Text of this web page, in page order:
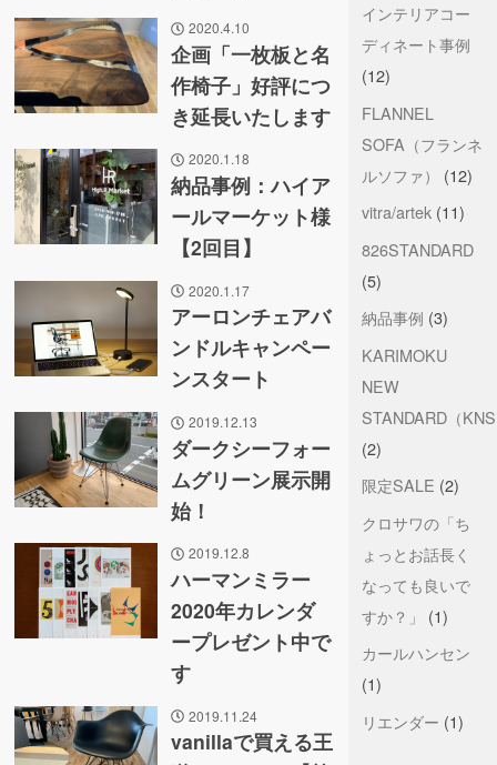
2020.4.10
企画「一枚板と名
作椅子」好評につ
き延長いたします
2020.1.18
納品事例：ハイア
ールマーケット様
【2回目】
2020.1.17
アーロンチェアバ
ンドルキャンペー
ンスタート
2019.12.13
ダークシーフォー
ムグリーン展示開
始！
2019.12.8
ハーマンミラー
2020年カレンダ
ープレゼント中で
す
2019.11.24
vanillaで買える王
インテリアコー
ディネート事例
(12)
FLANNEL
SOFA（フランネ
ルソファ）
(12)
vitra/artek(11)
826STANDARD
(5)
納品事例 (3)
KARIMOKU
NEW
STANDARD（
(2)
限定SALE (2)
クロサワの「ち
ょっとお話長く
なっても良いで
すか？」
(1)
カールハンセン
(1)
リエンダー (1)